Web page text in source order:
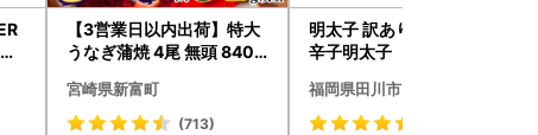
【3営業日以内出荷】特大
うなぎ蒲焼 4尾 無頭 840g
宮崎県新富町
(713)
明太子 訳あり 2kg 無着色
辛子明太子
福岡県田川市